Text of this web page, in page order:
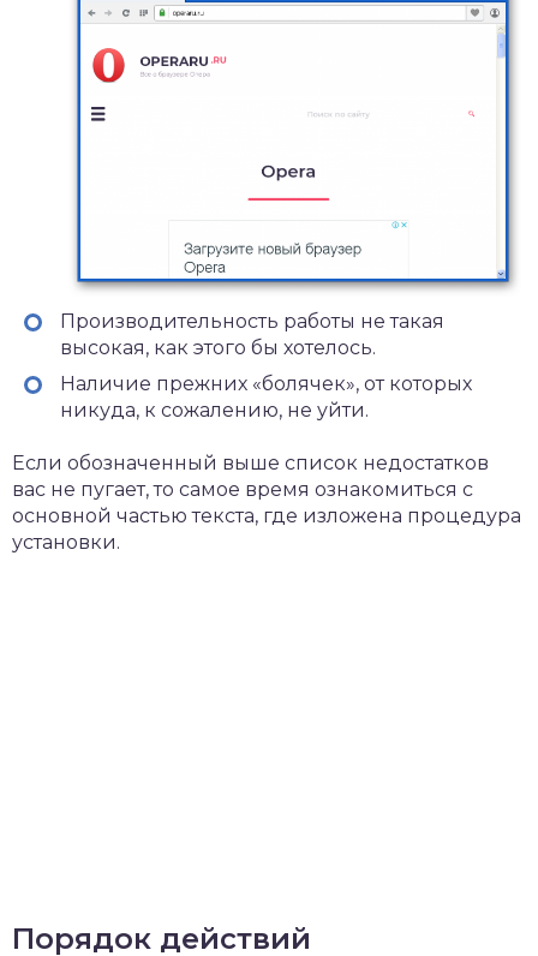
Производительность работы не такая
высокая, как этого бы хотелось.
Наличие прежних «болячек», от которых
никуда, к сожалению, не уйти.
Если обозначенный выше список недостатков
вас не пугает, то самое время ознакомиться с
основной частью текста, где изложена процедура
установки.
Порядок действий